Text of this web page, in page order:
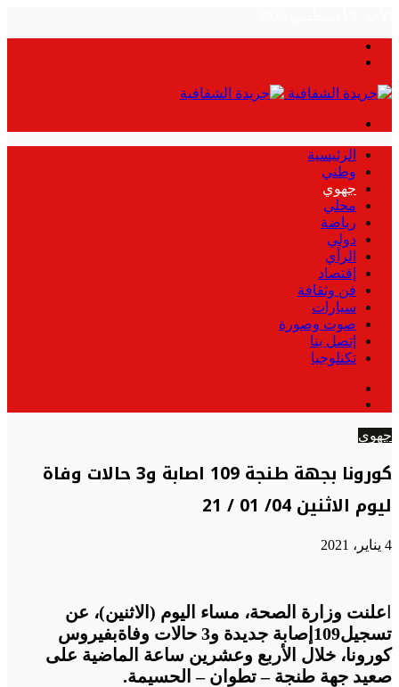
الرئيسية
وطني
جهوي
محلي
رياضة
دولي
الرأي
إقتصاد
فن وثقافة
سيارات
صوت وصورة
إتصل بنا
تكنلوجيا
جهوي
كورونا بجهة طنجة 109 اصابة و3 حالات وفاة
ليوم الاثنين 04/ 01 / 21
4 يناير، 2021
اعلنت وزارة الصحة، مساء اليوم (الاثنين)، عن
تسجيل109إصابة جديدة و3 حالات وفاةبفيروس
كورونا، خلال الأربع وعشرين ساعة الماضية على
صعيد جهة طنجة – تطوان – الحسيمة.